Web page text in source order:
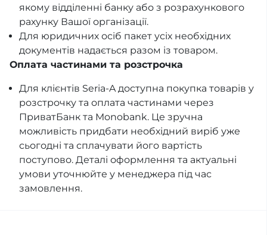
якому відділенні банку або з розрахункового
рахунку Вашої організації.
Для юридичних осіб пакет усіх необхідних
документів надається разом із товаром.
Оплата частинами та розстрочка
Для клієнтів Seria-A доступна покупка товарів у
розстрочку та оплата частинами через
ПриватБанк та Monobank. Це зручна
можливість придбати необхідний виріб уже
сьогодні та сплачувати його вартість
поступово. Деталі оформлення та актуальні
умови уточнюйте у менеджера під час
замовлення.